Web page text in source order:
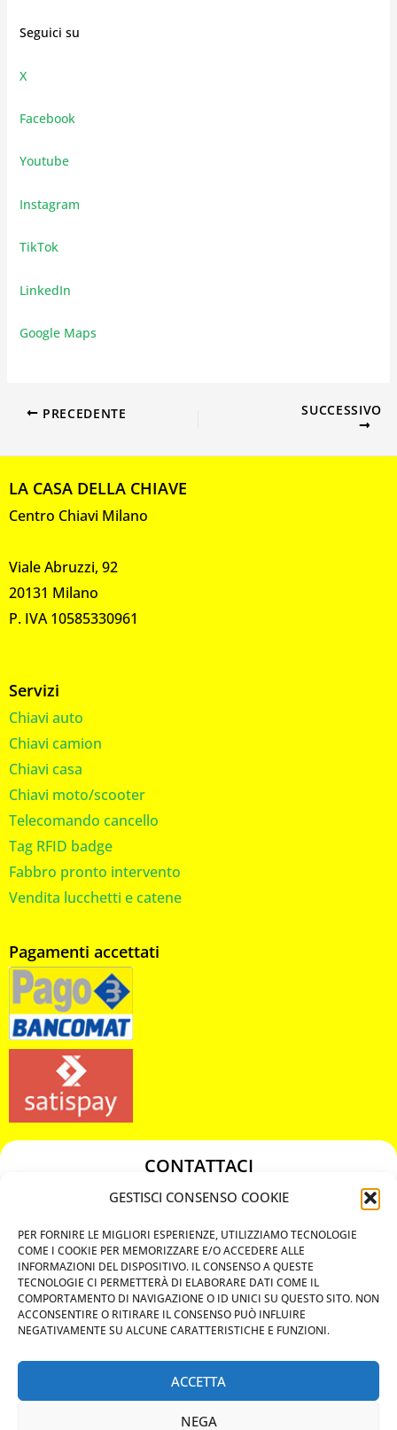
GESTISCI CONSENSO COOKIE
PER FORNIRE LE MIGLIORI ESPERIENZE, UTILIZZIAMO TECNOLOGIE
COME I COOKIE PER MEMORIZZARE E/O ACCEDERE ALLE
INFORMAZIONI DEL DISPOSITIVO. IL CONSENSO A QUESTE
TECNOLOGIE CI PERMETTERÀ DI ELABORARE DATI COME IL
COMPORTAMENTO DI NAVIGAZIONE O ID UNICI SU QUESTO SITO. NON
ACCONSENTIRE O RITIRARE IL CONSENSO PUÒ INFLUIRE
NEGATIVAMENTE SU ALCUNE CARATTERISTICHE E FUNZIONI.
ACCETTA
NEGA
Seguici su
X
Facebook
Youtube
Instagram
TikTok
LinkedIn
Google Maps
PRECEDENTE SUCCESSIVO
LA CASA DELLA CHIAVE
Centro Chiavi Milano
Viale Abruzzi, 92
20131 Milano
P. IVA 10585330961
Servizi
Chiavi auto
Chiavi camion
Chiavi casa
Chiavi moto/scooter
Telecomando cancello
Tag RFID badge
Fabbro pronto intervento
Vendita lucchetti e catene
Pagamenti accettati
CONTATTACI
349 3863811
chiavicodificate@gmail.com
Privacy Policy
Cookie Policy
MAPS